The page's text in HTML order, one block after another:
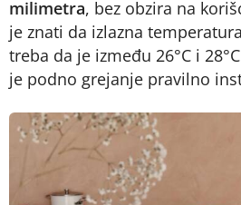
milimetra, bez obzira na
je znati da izlazna
treba da je između 26°C i
je podno grejanje pravilno